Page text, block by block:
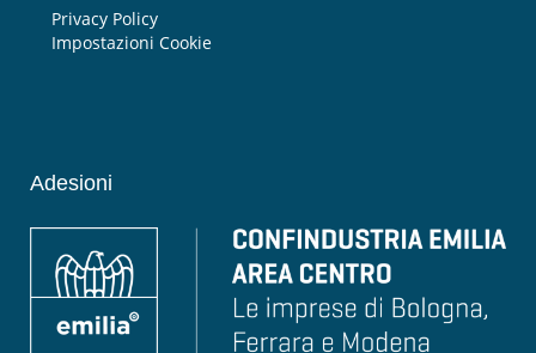
Privacy Policy
Impostazioni Cookie
Adesioni